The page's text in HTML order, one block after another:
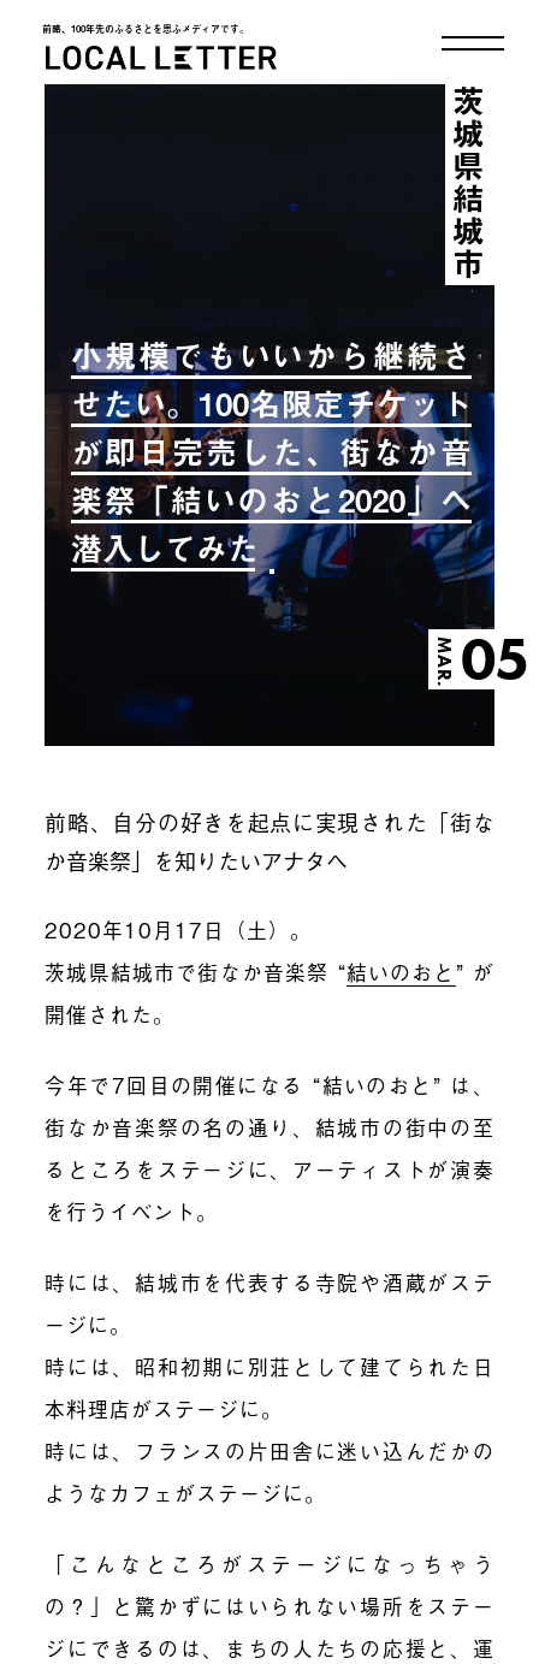
前略、100年先のふるさとを思ふメディアです。
LOCAL LETTER
小規模でもいいから継続さ
せたい。100名限定チケット
が即日完売した、街なか音
楽祭「結いのおと2020」へ
潜入してみた
MAR. 05
茨城県結城市
前略、自分の好きを起点に実現された「街な
か音楽祭」を知りたいアナタヘ
2020年10月17日（土）。
茨城県結城市で街なか音楽祭 “結いのおと ” が
開催された。
今年で7回目の開催になる “結いのおと” は、
街なか音楽祭の名の通り、結城市の街中の至
るところをステージに、アーティストが演奏
を行うイベント。
時には、結城市を代表する寺院や酒蔵がステ
ージに。
時には、昭和初期に別荘として建てられた日
本料理店がステージに。
時には、フランスの片田舎に迷い込んだかの
ようなカフェがステージに。
「こんなところがステージになっちゃう
の？」と驚かずにはいられない場所をステー
ジにできるのは、まちの人たちの応援と、運